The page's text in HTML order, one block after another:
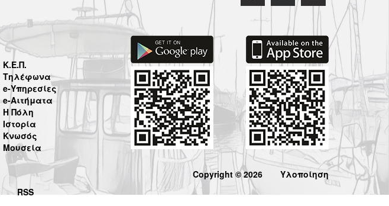
Κ.Ε.Π.
Τηλέφωνα
e-Υπηρεσίες
e-Αιτήματα
Η Πόλη
Ιστορία
Κνωσός
Μουσεία
RSS
Copyright © 2026 Υλοποίηση